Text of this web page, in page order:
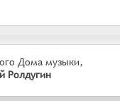
Дома музыки,
Ролдугин